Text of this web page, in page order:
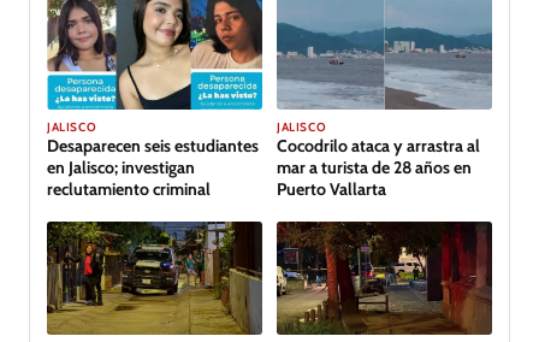
JALISCO
Desaparecen seis estudiantes
en Jalisco; investigan
reclutamiento criminal
JALISCO
Cocodrilo ataca y arrastra al
mar a turista de 28 años en
Puerto Vallarta